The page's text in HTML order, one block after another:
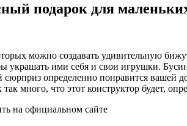
подарок для
можно создавать удивительную
украшать ими себя и свои игрушки.
определенно понравится вашей
много, что этот конструктор будет,
на официальном сайте